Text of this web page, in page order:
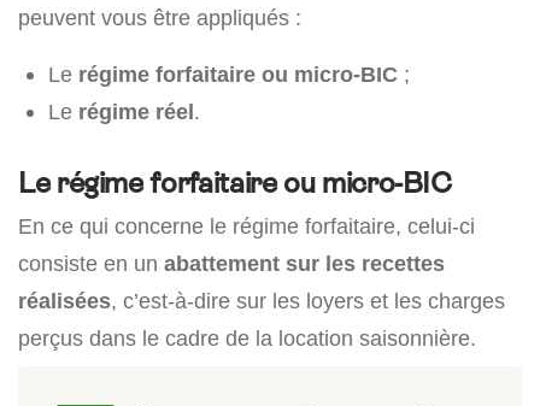
peuvent vous être appliqués :
Le régime forfaitaire ou micro-BIC ;
Le régime réel.
Le régime forfaitaire ou micro-BIC
En ce qui concerne le régime forfaitaire, celui-ci
consiste en un abattement sur les recettes
réalisées, c’est-à-dire sur les loyers et les charges
perçus dans le cadre de la location saisonnière.